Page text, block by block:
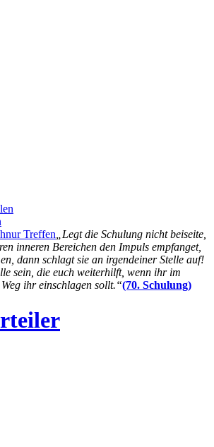
nur Treffen „Legt die Schulung nicht beiseite,
inneren Bereichen den Impuls empfanget,
dann schlagt sie an irgendeiner Stelle auf!
sein, die euch weiterhilft, wenn ihr im
ihr einschlagen sollt.“(70. Schulung)